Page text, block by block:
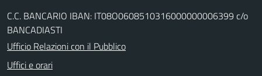
C.C. BANCARIO IBAN: IT08O0608510316000000006399 c/o
BANCADIASTI
Ufficio Relazioni con il Pubblico
Uffici e orari